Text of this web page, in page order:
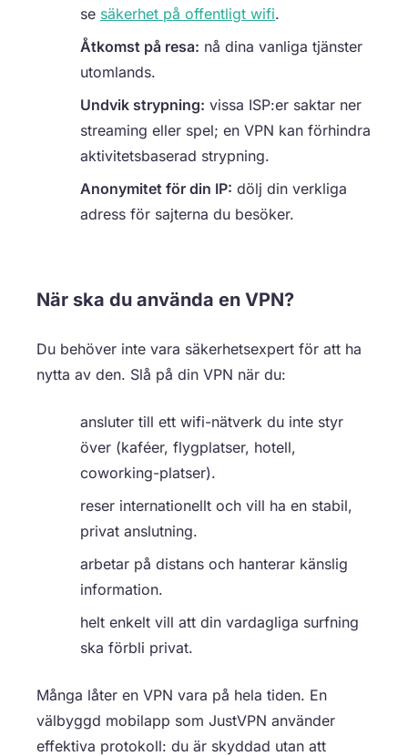
se säkerhet på offentligt wifi.
Åtkomst på resa: nå dina vanliga tjänster
utomlands.
Undvik strypning: vissa ISP:er saktar ner
streaming eller spel; en VPN kan förhindra
aktivitetsbaserad strypning.
Anonymitet för din IP: dölj din verkliga
adress för sajterna du besöker.
När ska du använda en VPN?
Du behöver inte vara säkerhetsexpert för att ha
nytta av den. Slå på din VPN när du:
ansluter till ett wifi-nätverk du inte styr
över (kaféer, flygplatser, hotell,
coworking-platser).
reser internationellt och vill ha en stabil,
privat anslutning.
arbetar på distans och hanterar känslig
information.
helt enkelt vill att din vardagliga surfning
ska förbli privat.
Många låter en VPN vara på hela tiden. En
välbyggd mobilapp som JustVPN använder
effektiva protokoll: du är skyddad utan att